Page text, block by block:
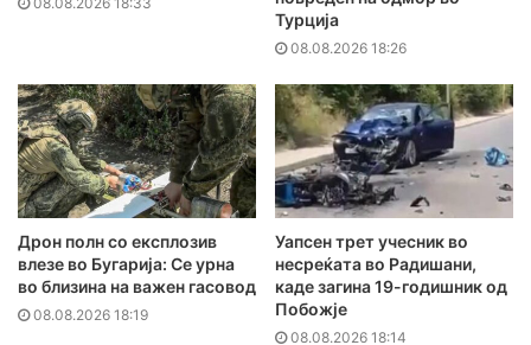
Турција
08.08.2026 18:26
Дрон полн со експлозив
влезе во Бугарија: Се урна
во близина на важен гасовод
08.08.2026 18:19
Уапсен трет учесник во
несреќата во Радишани,
каде загина 19-годишник од
Побожје
08.08.2026 18:14